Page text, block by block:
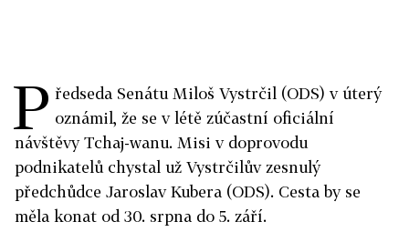
P ředseda Senátu Miloš Vystrčil (ODS) v úterý
oznámil, že se v létě zúčastní oficiální
návštěvy Tchaj-wanu. Misi v doprovodu
podnikatelů chystal už Vystrčilův zesnulý
předchůdce Jaroslav Kubera (ODS). Cesta by se
měla konat od 30. srpna do 5. září.